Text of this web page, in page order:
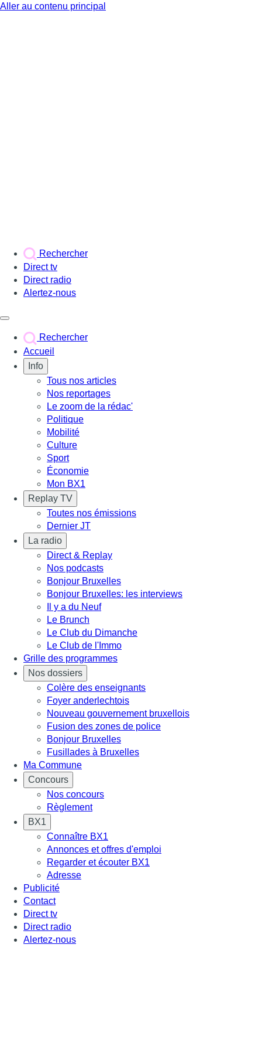
Aller au contenu principal
Rechercher
Direct tv
Direct radio
Alertez-nous
Rechercher
Accueil
Info
Tous nos articles
Nos reportages
Le zoom de la rédac'
Politique
Mobilité
Culture
Sport
Économie
Mon BX1
Replay TV
Toutes nos émissions
Dernier JT
La radio
Direct & Replay
Nos podcasts
Bonjour Bruxelles
Bonjour Bruxelles: les interviews
Il y a du Neuf
Le Brunch
Le Club du Dimanche
Le Club de l'Immo
Grille des programmes
Nos dossiers
Colère des enseignants
Foyer anderlechtois
Nouveau gouvernement bruxellois
Fusion des zones de police
Bonjour Bruxelles
Fusillades à Bruxelles
Ma Commune
Concours
Nos concours
Règlement
BX1
Connaître BX1
Annonces et offres d'emploi
Regarder et écouter BX1
Adresse
Publicité
Contact
Direct tv
Direct radio
Alertez-nous